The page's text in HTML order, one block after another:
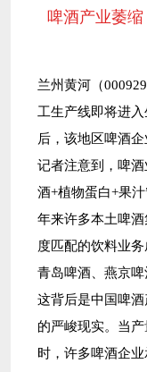
啤酒产业萎
兰州黄河（
工生产线即将进
后，该地区啤酒
记者注意到，啤
酒+植物蛋白+果
年来许多本土啤
度匹配的饮料业
青岛啤酒、燕京啤
这背后是中国啤
的严峻现实。当
时，许多啤酒企